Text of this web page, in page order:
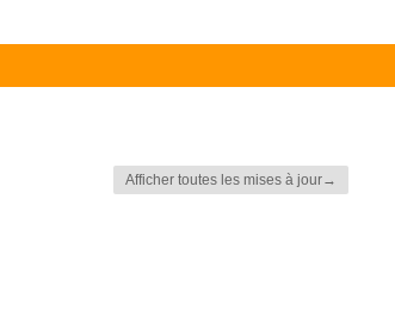
Afficher toutes les mises à jour→